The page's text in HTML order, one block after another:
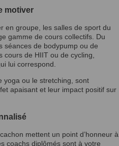
motiver
en groupe, les salles de sport du
gamme de cours collectifs. Du
séances de bodypump ou de
cours de HIIT ou de cycling,
lui correspond.
yoga ou le stretching, sont
apaisant et leur impact positif sur
mettent un point d’honneur à
coachs diplômés sont à votre